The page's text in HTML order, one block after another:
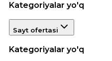
Kategoriyalar yo'q
Sayt ofertasi
Kategoriyalar yo'q